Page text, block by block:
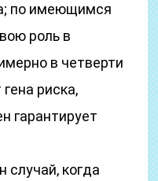
по имеющимся
роль в
в четверти
риска,
гарантирует
случай, когда